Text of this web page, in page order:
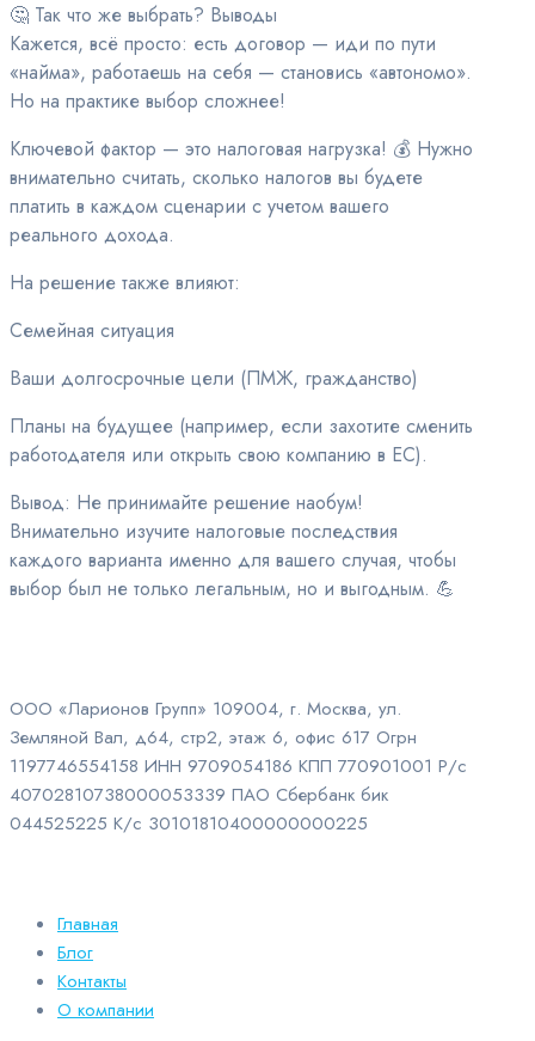
🤔 Так что же выбрать? Выводы
Кажется, всё просто: есть договор — иди по пути
«найма», работаешь на себя — становись «автономо».
Но на практике выбор сложнее!
Ключевой фактор — это налоговая нагрузка! 💰 Нужно
внимательно считать, сколько налогов вы будете
платить в каждом сценарии с учетом вашего
реального дохода.
На решение также влияют:
Семейная ситуация
Ваши долгосрочные цели (ПМЖ, гражданство)
Планы на будущее (например, если захотите сменить
работодателя или открыть свою компанию в ЕС).
Вывод: Не принимайте решение наобум!
Внимательно изучите налоговые последствия
каждого варианта именно для вашего случая, чтобы
выбор был не только легальным, но и выгодным. 💪
ООО «Ларионов Групп» 109004, г. Москва, ул.
Земляной Вал, д64, стр2, этаж 6, офис 617 Огрн
1197746554158 ИНН 9709054186 КПП 770901001 Р/с
40702810738000053339 ПАО Сбербанк бик
044525225 К/с 30101810400000000225
Главная
Блог
Контакты
О компании